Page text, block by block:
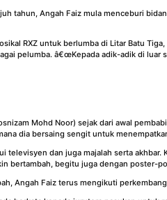
tahun, Angah Faiz mula menceburi
RXZ untuk berlumba di Litar Batu
pelumba. â€œKepada adik-adik di
Mohd Noor) sejak dari awal
dia bersaing sengit untuk
dan juga majalah serta
bertambah, begitu juga dengan poster-
Angah Faiz terus mengikuti